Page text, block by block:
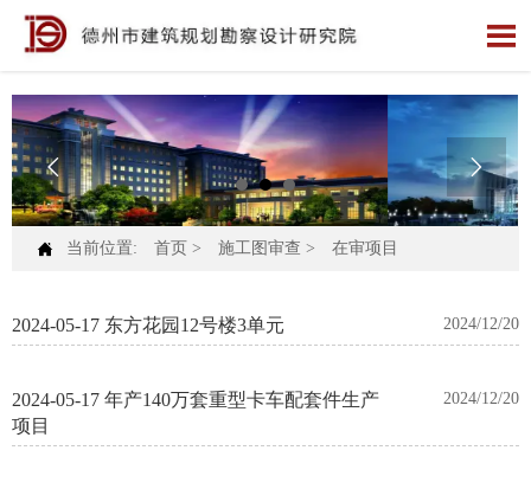

 
 当前位置: 首页 > 施工图审查 > 在审项目
2024-05-17 东方花园12号楼3单元 2024/12/20
2024-05-17 年产140万套重型卡车配套件生产
项目
2024/12/20